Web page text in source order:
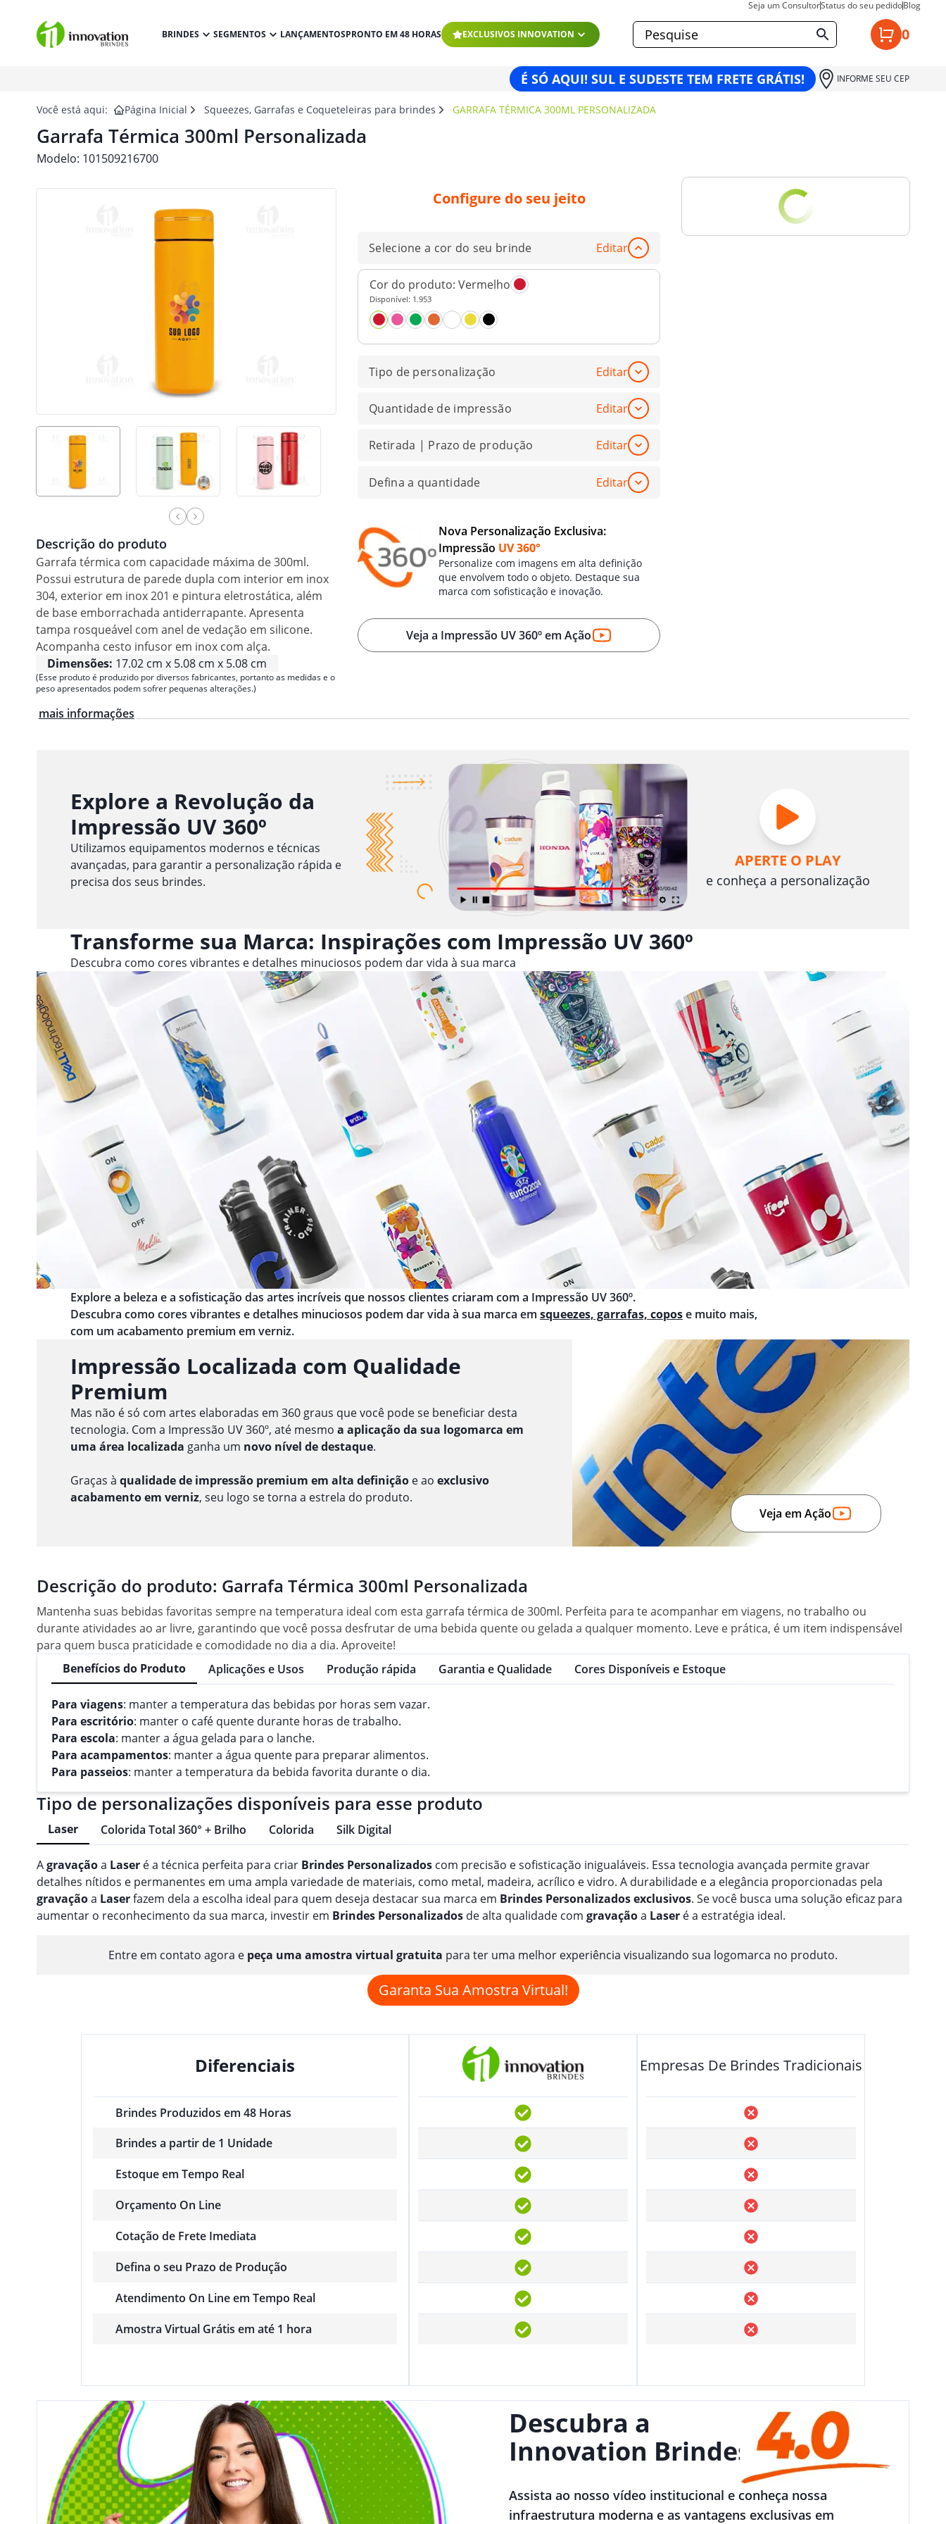
Seja um ConsultorStatus do seu pedidoBlog
BRINDES SEGMENTOS LANÇAMENTOSPRONTO EM 48 HORAS EXCLUSIVOS INNOVATION 0
É SÓ AQUI! SUL E SUDESTE TEM FRETE GRÁTIS! INFORME SEU CEP
Você está aqui: Página Inicial Squeezes, Garrafas e Coqueteleiras para brindes GARRAFA TÉRMICA 300ML PERSONALIZADA
Garrafa Térmica 300ml Personalizada
Modelo: 101509216700
Descrição do produto
Garrafa térmica com capacidade máxima de 300ml.
Possui estrutura de parede dupla com interior em inox
304, exterior em inox 201 e pintura eletrostática, além
de base emborrachada antiderrapante. Apresenta
tampa rosqueável com anel de vedação em silicone.
Acompanha cesto infusor em inox com alça.
Dimensões: 17.02 cm x 5.08 cm x 5.08 cm
(Esse produto é produzido por diversos fabricantes, portanto as medidas e o
peso apresentados podem sofrer pequenas alterações.)
Configure do seu jeito
Selecione a cor do seu brinde Editar
Cor do produto: Vermelho
Disponível: 1.953
Tipo de personalização Editar
Quantidade de impressão Editar
Retirada | Prazo de produção Editar
Defina a quantidade Editar
Nova Personalização Exclusiva:
Impressão UV 360°
Personalize com imagens em alta definição
que envolvem todo o objeto. Destaque sua
marca com sofisticação e inovação.
Veja a Impressão UV 360º em Ação
mais informações
Explore a Revolução da
Impressão UV 360º
Utilizamos equipamentos modernos e técnicas
avançadas, para garantir a personalização rápida e
precisa dos seus brindes.
APERTE O PLAY
e conheça a personalização
Transforme sua Marca: Inspirações com Impressão UV 360º
Descubra como cores vibrantes e detalhes minuciosos podem dar vida à sua marca
Explore a beleza e a sofisticação das artes incríveis que nossos clientes criaram com a Impressão UV 360º.
Descubra como cores vibrantes e detalhes minuciosos podem dar vida à sua marca em squeezes, garrafas, copose muito mais,
com um acabamento premium em verniz.
Impressão Localizada com Qualidade
Premium
Mas não é só com artes elaboradas em 360 graus que você pode se beneficiar desta
tecnologia. Com a Impressão UV 360º, até mesmo a aplicação da sua logomarca em
uma área localizada ganha um novo nível de destaque.
Graças à qualidade de impressão premium em alta definição e ao exclusivo
acabamento em verniz, seu logo se torna a estrela do produto.
Veja em Ação
Descrição do produto: Garrafa Térmica 300ml Personalizada
Mantenha suas bebidas favoritas sempre na temperatura ideal com esta garrafa térmica de 300ml. Perfeita para te acompanhar em viagens, no trabalho ou
durante atividades ao ar livre, garantindo que você possa desfrutar de uma bebida quente ou gelada a qualquer momento. Leve e prática, é um item indispensável
para quem busca praticidade e comodidade no dia a dia. Aproveite!
Benefícios do Produto
Aplicações e Usos Produção rápida Garantia e Qualidade Cores Disponíveis e Estoque
Para viagens: manter a temperatura das bebidas por horas sem vazar.
Para escritório: manter o café quente durante horas de trabalho.
Para escola: manter a água gelada para o lanche.
Para acampamentos: manter a água quente para preparar alimentos.
Para passeios: manter a temperatura da bebida favorita durante o dia.
Tipo de personalizações disponíveis para esse produto
Laser Colorida Total 360° + Brilho Colorida Silk Digital
Agravaçãoa Laser é a técnica perfeita para criar Brindes Personalizados com precisão e sofisticação inigualáveis. Essa tecnologia avançada permite gravar
detalhes nítidos e permanentes em uma ampla variedade de materiais, como metal, madeira, acrílico e vidro. A durabilidade e a elegância proporcionadas pela
gravaçãoa Laserfazem dela a escolha ideal para quem deseja destacar sua marca em Brindes Personalizadosexclusivos. Se você busca uma solução eficaz para
aumentar o reconhecimento da sua marca, investir em Brindes Personalizados de alta qualidade com gravaçãoa Laser é a estratégia ideal.
Entre em contato agora e peça uma amostra virtual gratuita para ter uma melhor experiência visualizando sua logomarca no produto.
Garanta Sua Amostra Virtual!
Diferenciais
Brindes Produzidos em 48 Horas
Brindes a partir de 1 Unidade
Estoque em Tempo Real
Orçamento On Line
Cotação de Frete Imediata
Defina o seu Prazo de Produção
Atendimento On Line em Tempo Real
Amostra Virtual Grátis em até 1 hora
Empresas De Brindes Tradicionais
Descubra a
Innovation Brindes
Assista ao nosso vídeo institucional e conheça nossa
infraestrutura moderna e as vantagens exclusivas em